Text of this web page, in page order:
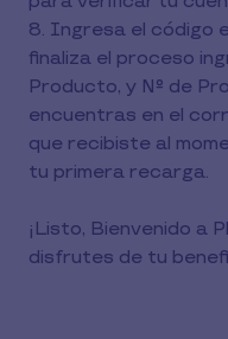
8. Ingresa el código
finaliza el proceso
Producto, y N° de
encuentras en el
que recibiste al
tu primera recarga.
¡Listo, Bienvenido a
disfrutes de tu